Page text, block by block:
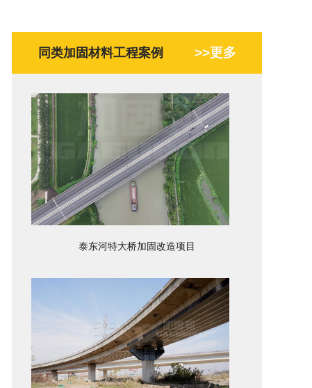
同类加固材料工程案例 >>更多
泰东河特大桥加固改造项目